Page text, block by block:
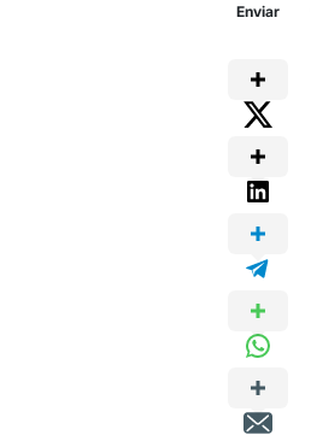
Enviar